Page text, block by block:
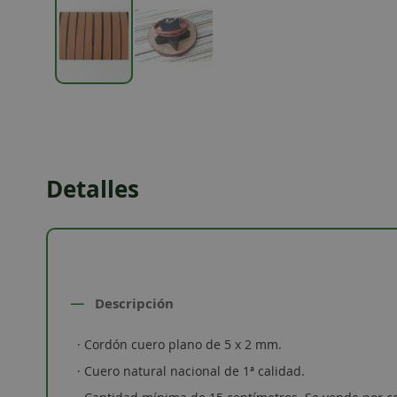
the
images
Detalles
Descripción
· Cordón cuero plano de 5 x 2 mm.
· Cuero natural nacional de 1ª calidad.